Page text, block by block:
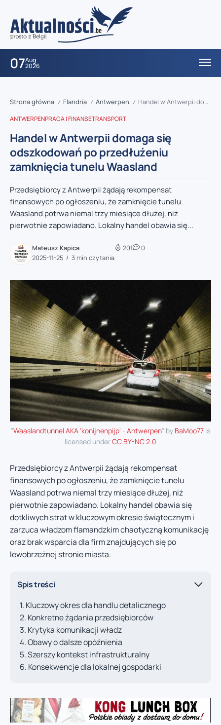
07Aug
2026
Strona główna / Flandria / Antwerpen / Handel w Antwerpii domaga się odszkodowań po przedłużeniu zamknięcia tunelu Waasland
ANTWERPENPRACA I FINANSETRANSPORT
Handel w Antwerpii domaga się
odszkodowań po przedłużeniu
zamknięcia tunelu Waasland
Przedsiębiorcy z Antwerpii żądają rekompensat
finansowych po ogłoszeniu, że zamknięcie tunelu
Waasland potrwa niemal trzy miesiące dłużej, niż
pierwotnie zapowiadano. Lokalny handel obawia się...
Mateusz Kapica
2025-11-25
3 min czytania
201 0
"Waaslandtunnel AKA 'konijnenpijp' - Antwerpen" by BaMoo77 is
licensed underCC BY-NC 2.0
Przedsiębiorcy z Antwerpii żądają rekompensat
finansowych po ogłoszeniu, że zamknięcie tunelu
Waasland potrwa niemal trzy miesiące dłużej, niż
pierwotnie zapowiadano. Lokalny handel obawia się
dotkliwych strat w kluczowym okresie świątecznym i
zarzuca władzom flamandzkim chaotyczną komunikację
oraz brak wsparcia dla firm znajdujących się po
lewobrzeżnej stronie miasta.
Spis treści
Kluczowy okres dla handlu detalicznego
Konkretne żądania przedsiębiorców
Krytyka komunikacji władz
Obawy o dalsze opóźnienia
Szerszy kontekst infrastrukturalny
Konsekwencje dla lokalnej gospodarki